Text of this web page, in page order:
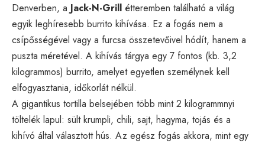
Denverben, a Jack-N-Grill étteremben található a világ
egyik leghíresebb burrito kihívása. Ez a fogás nem a
csípősségével vagy a furcsa összetevőivel hódít, hanem a
puszta méretével. A kihívás tárgya egy 7 fontos (kb. 3,2
kilogrammos) burrito, amelyet egyetlen személynek kell
elfogyasztania, időkorlát nélkül.
A gigantikus tortilla belsejében több mint 2 kilogrammnyi
töltelék lapul: sült krumpli, chili, sajt, hagyma, tojás és a
kihívó által választott hús. Az egész fogás akkora, mint egy